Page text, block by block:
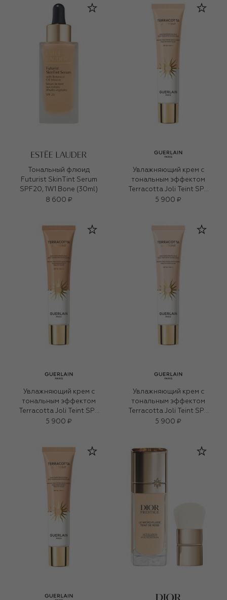
Тональный флюид
Futurist SkinTint Serum
SPF20, 1W1 Bone (30ml)
8 600 ₽
Увлажняющий крем с
тональным эффектом
Terracotta Joli Teint SPF
20-PA+++, оттенок 05
5 900 ₽
Увлажняющий крем с
тональным эффектом
Terracotta Joli Teint SPF
20-PA+++, оттенок 20
5 900 ₽
Увлажняющий крем с
тональным эффектом
Terracotta Joli Teint SPF
20-PA+++, оттенок 00
5 900 ₽